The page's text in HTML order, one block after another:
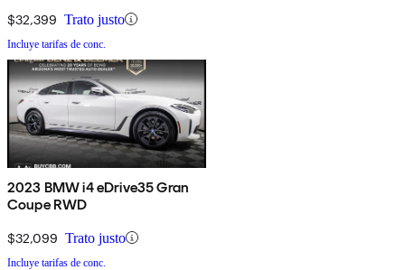
$32,399 Trato justo
Incluye tarifas de conc.
2023 BMW i4 eDrive35 Gran
Coupe RWD
$32,099 Trato justo
Incluye tarifas de conc.